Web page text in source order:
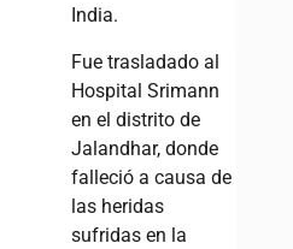
India.
Fue trasladado al
Hospital Srimann
en el distrito de
Jalandhar, donde
falleció a causa de
las heridas
sufridas en la